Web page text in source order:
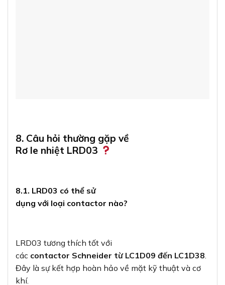
8. Câu hỏi thường gặp về
Rơ le nhiệt LRD03
8.1. LRD03 có thể sử
dụng với loại contactor nào?
LRD03 tương thích tốt với
các contactor Schneider từ LC1D09 đến LC1D38
Đây là sự kết hợp hoàn hảo về mặt kỹ thuật và cơ
khí.